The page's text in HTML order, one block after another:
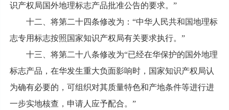
识产权局国外地理标志产品批准公告的要求。”
十二、将第二十四条修改为：“中华人民共和国地理标
志专用标志按照国家知识产权局有关要求执行。”
十三、将第二十八条修改为“已经在华保护的国外地理
标志产品，在华发生重大负面影响时，国家知识产权局认
为确有必要的，可组织对其质量特色和产地条件等进行进
一步实地核查，申请人应予配合。”